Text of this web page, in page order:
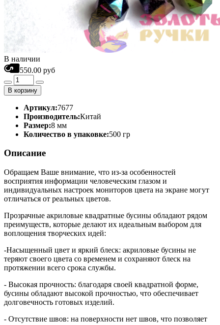
В наличии
550.00 руб
В корзину
Артикул:7677
Производитель:Китай
Размер:8 мм
Количество в упаковке:500 гр
Описание
Обращаем Ваше внимание, что из-за особенностей
восприятия информации человеческим глазом и
индивидуальных настроек мониторов цвета на экране могут
отличаться от реальных цветов.
Прозрачные акриловые квадратные бусины обладают рядом
преимуществ, которые делают их идеальным выбором для
воплощения творческих идей:
-Насыщенный цвет и яркий блеск: акриловые бусины не
теряют своего цвета со временем и сохраняют блеск на
протяжении всего срока службы.
- Высокая прочность: благодаря своей квадратной форме,
бусины обладают высокой прочностью, что обеспечивает
долговечность готовых изделий.
- Отсутствие швов: на поверхности нет швов, что позволяет